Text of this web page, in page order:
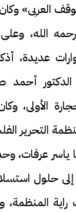
العربى»
الله،
عديدة،
الدكتور أحمد
الأولى،
التحرير
ياسر عرفات،
حلول
المنظمة،